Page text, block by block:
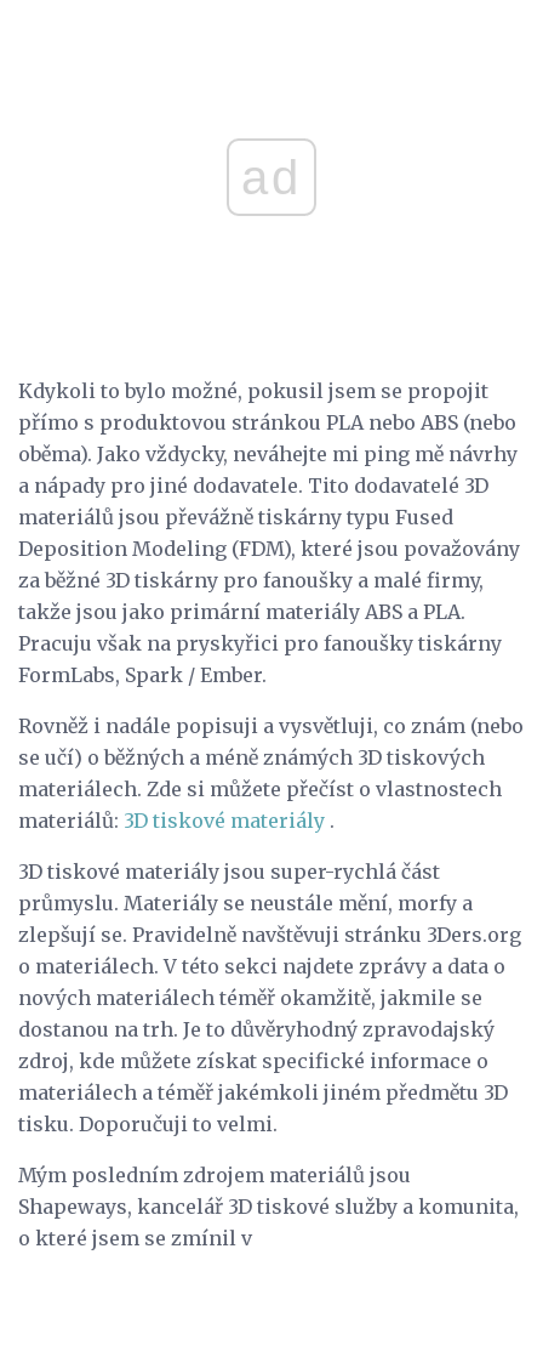
ad
Kdykoli to bylo možné, pokusil jsem se propojit
přímo s produktovou stránkou PLA nebo ABS (nebo
oběma). Jako vždycky, neváhejte mi ping mě návrhy
a nápady pro jiné dodavatele. Tito dodavatelé 3D
materiálů jsou převážně tiskárny typu Fused
Deposition Modeling (FDM), které jsou považovány
za běžné 3D tiskárny pro fanoušky a malé firmy,
takže jsou jako primární materiály ABS a PLA.
Pracuju však na pryskyřici pro fanoušky tiskárny
FormLabs, Spark / Ember.
Rovněž i nadále popisuji a vysvětluji, co znám (nebo
se učí) o běžných a méně známých 3D tiskových
materiálech. Zde si můžete přečíst o vlastnostech
materiálů: 3D tiskové materiály .
3D tiskové materiály jsou super-rychlá část
průmyslu. Materiály se neustále mění, morfy a
zlepšují se. Pravidelně navštěvuji stránku 3Ders.org
o materiálech. V této sekci najdete zprávy a data o
nových materiálech téměř okamžitě, jakmile se
dostanou na trh. Je to důvěryhodný zpravodajský
zdroj, kde můžete získat specifické informace o
materiálech a téměř jakémkoli jiném předmětu 3D
tisku. Doporučuji to velmi.
Mým posledním zdrojem materiálů jsou
Shapeways, kancelář 3D tiskové služby a komunita,
o které jsem se zmínil v